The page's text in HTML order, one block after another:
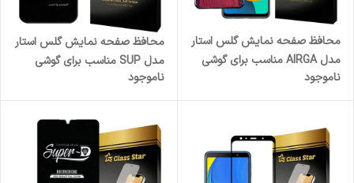
محافظ صفحه نمایش گلس استار
مدل AIRGA مناسب برای گوشی
4G
ناموجود
محافظ صفحه نمایش گلس استار
مدل SUP مناسب برای گوشی
موبایل اپل iPhone 13 Pro Max
ناموجود